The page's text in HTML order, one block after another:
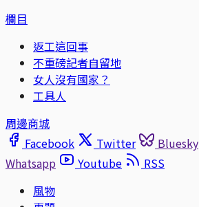
欄目
返工這回事
不重磅記者自留地
女人沒有國家？
工具人
周邊商城
Facebook
Twitter Bluesky
Whatsapp
Youtube
RSS
風物